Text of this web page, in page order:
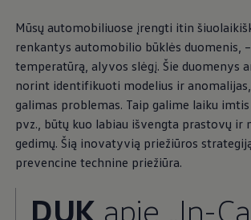
VW Connect–
skaitmeninės
kad būtų daugiau
Mūsų automobiliuose įrengti itin
renkantys automobilio būklės duomenis,
temperatūrą, alyvos slėgį. Šie duomenys
norint identifikuoti modelius ir
galimas problemas. Taip galime laiku
pvz., būtų kuo labiau išvengta prastovų ir
gedimų. Šią inovatyvią priežiūros
prevencine technine priežiūra.
DUK apie „In-